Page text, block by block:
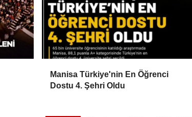
Manisa Türkiye'nin En Öğrenci
Dostu 4. Şehri Oldu